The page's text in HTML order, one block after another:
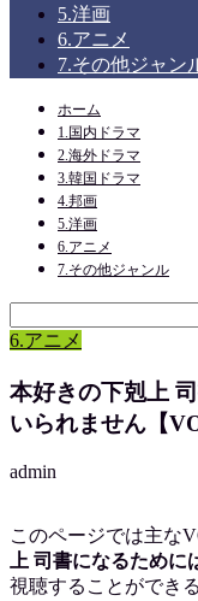
5.洋画
6.アニメ
7.その他ジャン
ホーム
1.国内ドラマ
2.海外ドラマ
3.韓国ドラマ
4.邦画
5.洋画
6.アニメ
7.その他ジャンル
6.アニメ
本好きの下剋上
いられません【
admin
このページでは主な
上 司書になるために
視聴することができ